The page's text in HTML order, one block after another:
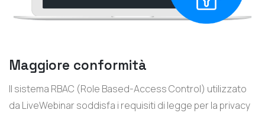
Maggiore conformità
Il sistema RBAC (Role Based-Access Control) utilizzato
da LiveWebinar soddisfa i requisiti di legge per la privacy